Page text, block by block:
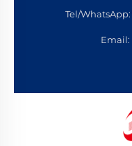
Tel/WhatsApp:
Email: